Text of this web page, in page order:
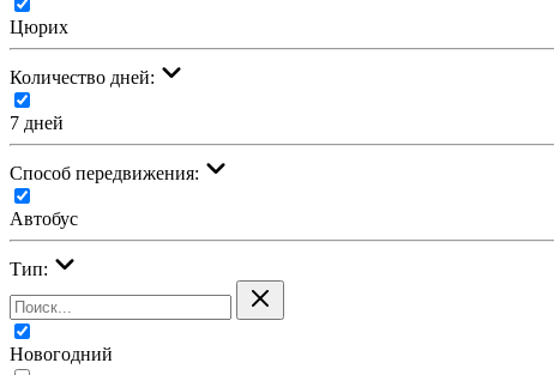
Цюрих
Количество дней:
7 дней
Cпособ передвижения:
Автобус
Тип:
Новогодний